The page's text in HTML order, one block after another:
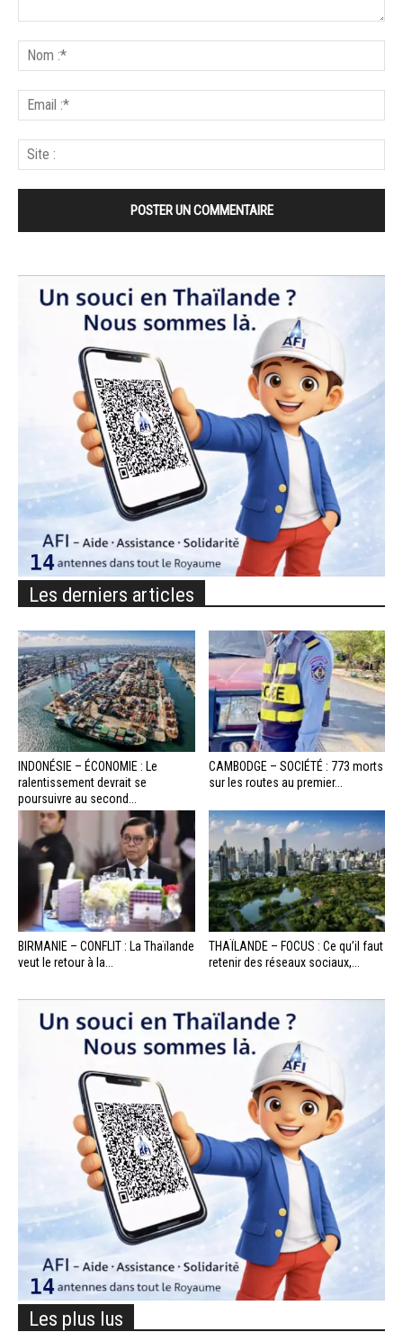
Les derniers articles
INDONÉSIE – ÉCONOMIE : Le
ralentissement devrait se
poursuivre au second...
CAMBODGE – SOCIÉTÉ : 773 morts
sur les routes au premier...
BIRMANIE – CONFLIT : La Thaïlande
veut le retour à la...
THAÏLANDE – FOCUS : Ce qu’il faut
retenir des réseaux sociaux,...
Les plus lus